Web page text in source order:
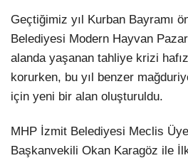
Son
Üye
Üye
Yazı
VIDEO GALERI
RÖPORTAJ
RESMI İLANLAR
Geçtiğimiz yıl Kurban Bayramı
Belediyesi Modern Hayvan
alanda yaşanan tahliye krizi
korurken, bu yıl benzer
için yeni bir alan oluşturuldu.
MHP İzmit Belediyesi Meclis
Başkanvekili Okan Karagöz ile